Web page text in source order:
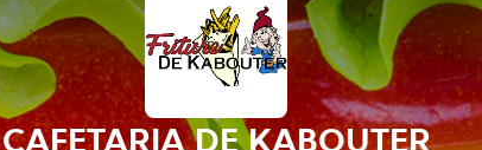
CAFETARIA DE KABOUTER